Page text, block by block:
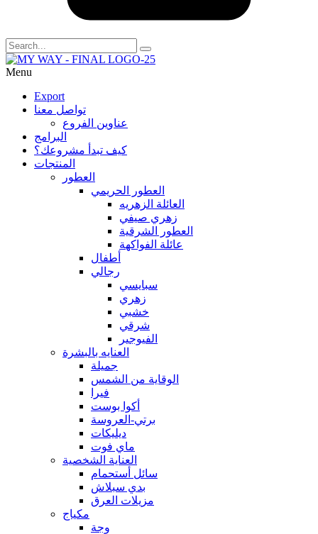
Menu
Export
تواصل معنا
عناوين الفروع
البرامج
كيف تبدأ مشروعك؟
المنتجات
العطور
العطور الحريمي
العائلة الزهريه
زهري صيفي
العطور الشرقية
عائلة الفواكهة
أطفال
رجالي
سبايسي
زهري
خشبي
شرقي
الفيوجير
العنايه بالبشرة
جميلة
الوقاية من الشمس
فيرا
أكوا بوست
برتي-العروسة
ديليكات
ماي فوت
العناية الشخصية
سائل أستحمام
بدي سبلاش
مزيلات العرق
مكياج
وجة